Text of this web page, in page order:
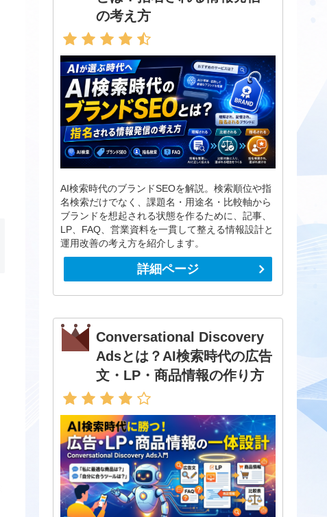
の考え方
AI検索時代のブランドSEOを解説。検索順位や指
名検索だけでなく、課題名・用途名・比較軸から
ブランドを想起される状態を作るために、記事、
LP、FAQ、営業資料を一貫して整える情報設計と
運用改善の考え方を紹介します。
詳細ページ
Conversational Discovery
Adsとは？AI検索時代の広告
文・LP・商品情報の作り方